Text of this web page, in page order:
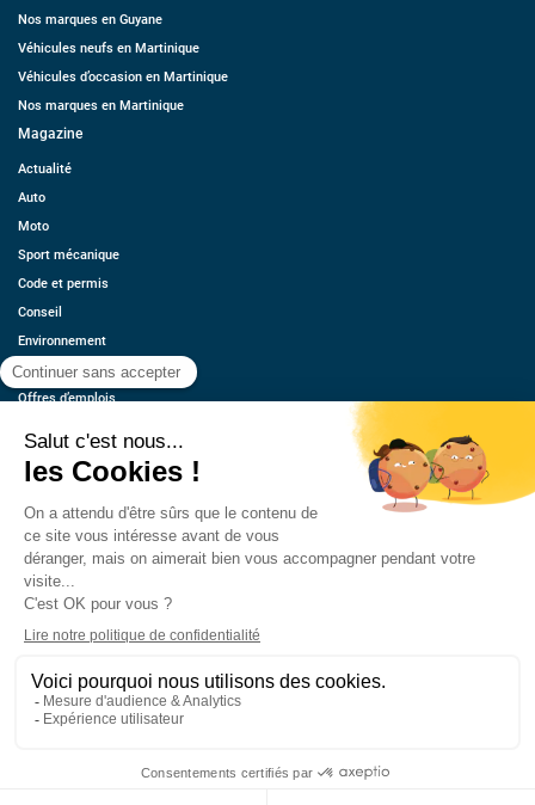
Nos marques en Guyane
Véhicules neufs en Martinique
Véhicules d’occasion en Martinique
Nos marques en Martinique
Magazine
Actualité
Auto
Moto
Sport mécanique
Code et permis
Conseil
Environnement
Économie
Offres d’emplois
Contact
Estimez votre voiture
Mentions légales
CGU